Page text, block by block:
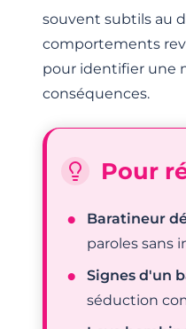
souvent subtils au
comportements
pour identifier une
conséquences.
Pour
Baratineur
paroles sans
Signes d'un
séduction